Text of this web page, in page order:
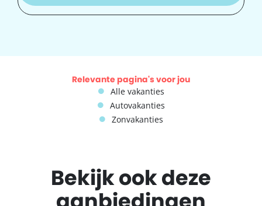
Relevante pagina's voor jou
Alle vakanties
Autovakanties
Zonvakanties
Bekijk ook deze